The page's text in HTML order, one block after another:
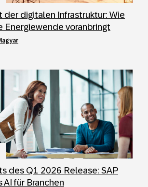
der digitalen Infrastruktur: Wie
Energiewende voranbringt
des Q1 2026 Release: SAP
AI für Branchen